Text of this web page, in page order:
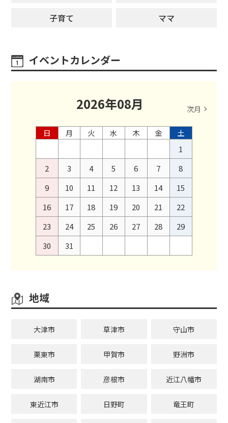
子育て
ママ
イベントカレンダー
2026年08月 次月
日 月 火 水 木 金
土
1
2
3 4 5 6 7
8
9
10 11 12 13 14
15
16
17 18 19 20 21
22
23
24 25 26 27 28
29
30
31
地域
大津市 草津市 守山市
栗東市 甲賀市 野洲市
湖南市 彦根市 近江八幡市
東近江市 日野町 竜王町